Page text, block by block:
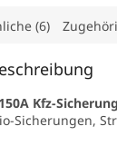
(6)
Kfz-
Sicherungen,